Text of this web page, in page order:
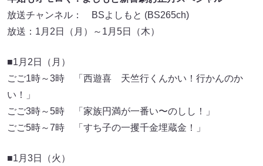
放送チャンネル： BSよしもと (BS265ch)
放送：1月2日（月）～1月5日（木）
■1月2日（月）
ごご1時～3時 「西遊喜 天竺行くんかい！行かんのか
い！」
ごご3時～5時 「家族円満が一番い〜のしし！」
ごご5時～7時 「すち子の一攫千金埋蔵金！」
■1月3日（火）